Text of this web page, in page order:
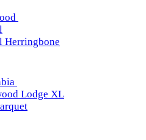
Herringbone
Lodge XL